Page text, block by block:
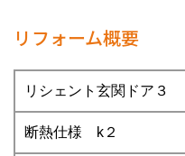
リフォーム概要
リシェント玄関ドア３
断熱仕様 k２